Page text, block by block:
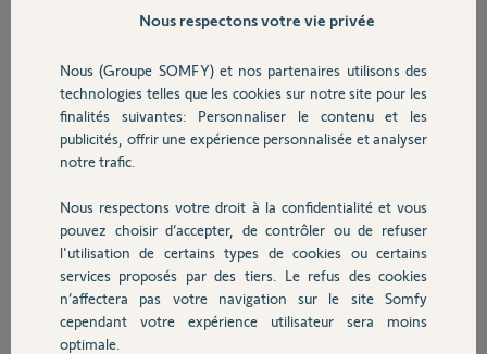
Sécurité
Domotique
Chauffage
Autres produits
Dont 2 qui sont tombés en panne en même temps aujourd'hui.
Ils ne répondent plus non plus par leurs télécommandes Smoove IO
respectives.
J'ai essayé de faire des coupures d'électricité plus ou moins longues
mais aucun changement.
Code PIN : 1215-3650-9447
Loic H.
il y a environ un mois
Nous respectons votre vie privée
Nous (Groupe SOMFY) et nos partenaires utilisons des
technologies telles que les cookies sur notre site pour les
finalités suivantes: Personnaliser le contenu et les
publicités, offrir une expérience personnalisée et analyser
notre trafic.
Nous respectons votre droit à la confidentialité et vous
pouvez choisir d’accepter, de contrôler ou de refuser
l'utilisation de certains types de cookies ou certains
services proposés par des tiers. Le refus des cookies
n’affectera pas votre navigation sur le site Somfy
cependant votre expérience utilisateur sera moins
optimale.